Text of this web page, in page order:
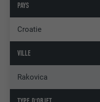
PAYS
Croatie
VILLE
Rakovica